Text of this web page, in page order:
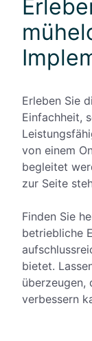
Erleben Sie
Einfachheit,
von einem
begleitet
zur Seite
Finden Sie
betriebliche
bietet.
überzeugen,
verbessern